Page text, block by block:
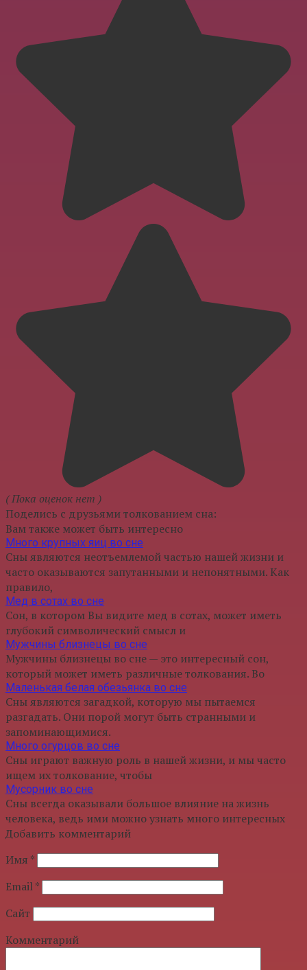
( Пока оценок нет )
Поделись с друзьями толкованием сна:
Вам также может быть интересно
Много крупных яиц во сне
Сны являются неотъемлемой частью нашей жизни и
часто оказываются запутанными и непонятными. Как
правило,
Мед в сотах во сне
Сон, в котором Вы видите мед в сотах, может иметь
глубокий символический смысл и
Мужчины близнецы во сне
Мужчины близнецы во сне — это интересный сон,
который может иметь различные толкования. Во
Маленькая белая обезьянка во сне
Сны являются загадкой, которую мы пытаемся
разгадать. Они порой могут быть странными и
запоминающимися.
Много огурцов во сне
Сны играют важную роль в нашей жизни, и мы часто
ищем их толкование, чтобы
Мусорник во сне
Сны всегда оказывали большое влияние на жизнь
человека, ведь ими можно узнать много интересных
Добавить комментарий
Имя *
Email*
Сайт
Комментарий